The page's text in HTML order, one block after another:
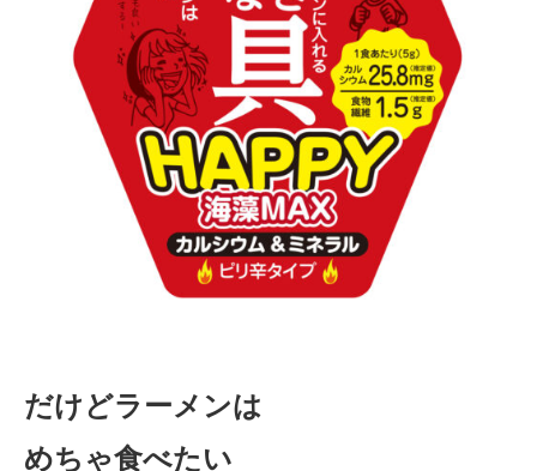
だけどラーメンは
めちゃ食べたい